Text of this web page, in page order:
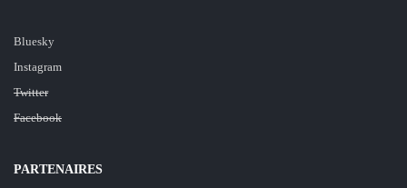
Bluesky
Instagram
Twitter
Facebook
PARTENAIRES